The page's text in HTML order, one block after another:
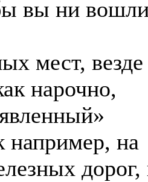
вы ни
мест, везде
нарочно,
например, на
дорог,